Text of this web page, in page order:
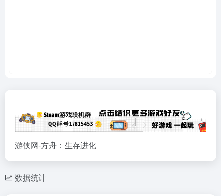
游侠网-方舟：生存进化
数据统计